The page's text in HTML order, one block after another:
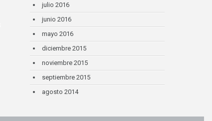
julio 2016
junio 2016
mayo 2016
diciembre 2015
noviembre 2015
septiembre 2015
agosto 2014